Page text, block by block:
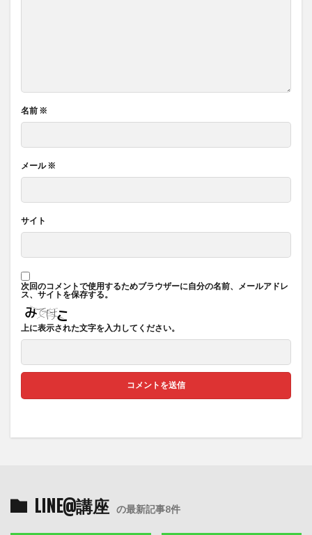
名前 ※
メール※
サイト
次回のコメントで使用するためブラウザーに自分の名前、メールアドレ
ス、サイトを保存する。
上に表示された文字を入力してください。
LINE@講座 の最新記事8件